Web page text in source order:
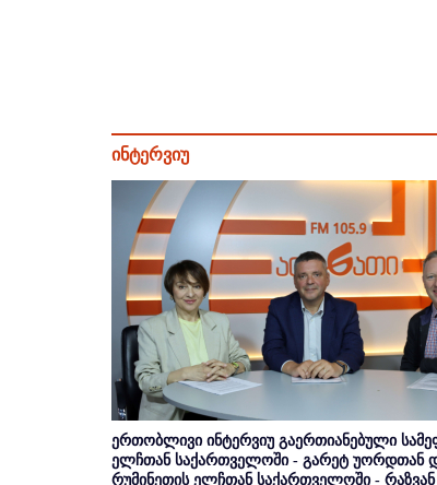
ინტერვიუ
ერთობლივი ინტერვიუ გაერთიანებული
ელჩთან საქართველოში - გარეტ უორდთან
რუმინეთის ელჩთან საქართველოში - რაზვან